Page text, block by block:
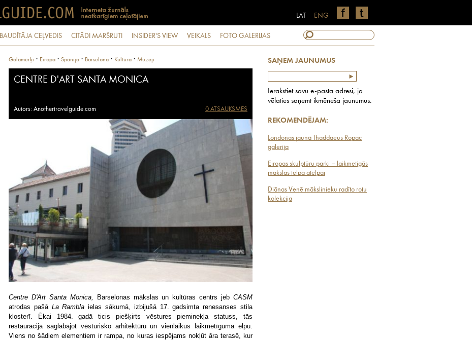
ENG
LAT
BAUDĪTĀJA CEĻVEDIS CITĀDI MARŠRUTI INSIDER'S VIEW VEIKALS FOTO GALERIJAS
SAŅEM JAUNUMUS
Ierakstiet savu e-pasta adresi, ja
vēlaties saņemt ikmēneša jaunumus.
REKOMENDĒJAM:
Londonas jaunā Thaddaeus Ropac
galerija
Eiropas skulptūru parki – laikmetīgās
mākslas telpa atelpai
Diānas Venē mākslinieku radīto rotu
kolekcija
Galamērķi · Eiropa · Spānija · Barselona · Kultūra · Muzeji
CENTRE D'ART SANTA MONICA
Autors: Anothertravelguide.com 0 ATSAUKSMES
Centre D'Art Santa Monica, Barselonas mākslas un kultūras centrs jebCASM
atrodas pašā La Rambla ielas sākumā, izbijušā 17. gadsimta renesanses stila
klosterī. Ēkai 1984. gadā ticis piešķirts vēstures pieminekļa statuss, tās
restaurācijā saglabājot vēsturisko arhitektūru un vienlaikus laikmetīguma elpu.
Viens no šādiem elementiem ir rampa, no kuras iespējams nokļūt āra terasē, kur